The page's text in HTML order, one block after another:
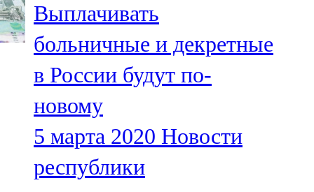
107,0 FM
Яр Чаллы
105,5 FM
Выплачивать
больничные и декретные
в России будут по-
новому
5 марта 2020 Новости
республики